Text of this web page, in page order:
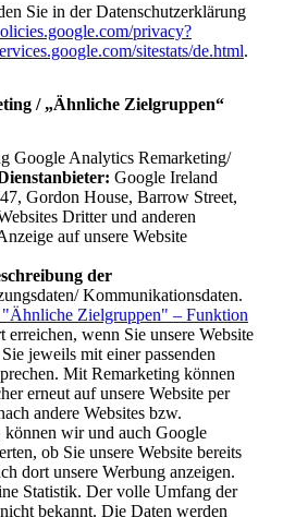
Sie in der Datenschutzerklärung
privacy?
sitestats/de.html.
/ „Ähnliche Zielgruppen“
Google Analytics Remarketing/
Google Ireland
Gordon House, Barrow Street,
Dritter und anderen
auf unsere Website
der
Kommunikationsdaten.
"Ähnliche Zielgruppen" – Funktion
wenn Sie unsere Website
jeweils mit einer passenden
Mit Remarketing können
erneut auf unsere Website per
andere Websites bzw.
können wir und auch Google
ob Sie unsere Website bereits
dort unsere Werbung anzeigen.
Statistik. Der volle Umfang der
bekannt. Die Daten werden